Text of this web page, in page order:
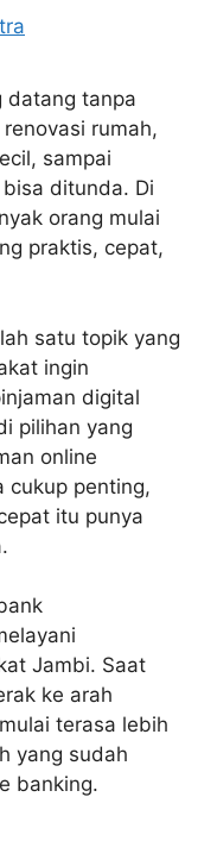
datang tanpa
rumah,
sampai
ditunda. Di
orang mulai
praktis, cepat,
satu topik yang
ingin
digital
pilihan yang
online
cukup penting,
itu punya
Jambi. Saat
ke arah
terasa lebih
yang sudah
banking.